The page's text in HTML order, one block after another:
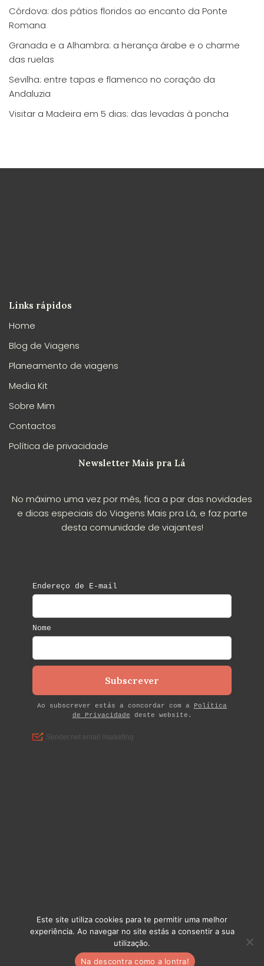
Córdova: dos pátios floridos ao encanto da Ponte
Romana
Granada e a Alhambra: a herança árabe e o charme
das ruelas
Sevilha: entre tapas e flamenco no coração da
Andaluzia
Visitar a Madeira em 5 dias: das levadas à poncha
Links rápidos
Home
Blog de Viagens
Planeamento de viagens
Media Kit
Sobre Mim
Contactos
Política de privacidade
Newsletter Mais pra Lá
No máximo uma vez por mês, fica a par das novidades
e dicas especiais do Viagens Mais pra Lá, e faz parte
desta comunidade de viajantes!
Copyright ©{site_title} {current_year} | Desenvolvido por
Este site utiliza cookies para te permitir uma melhor
experiência. Ao navegar no site estás a consentir a sua
utilização.
Na descontra como a lontra!